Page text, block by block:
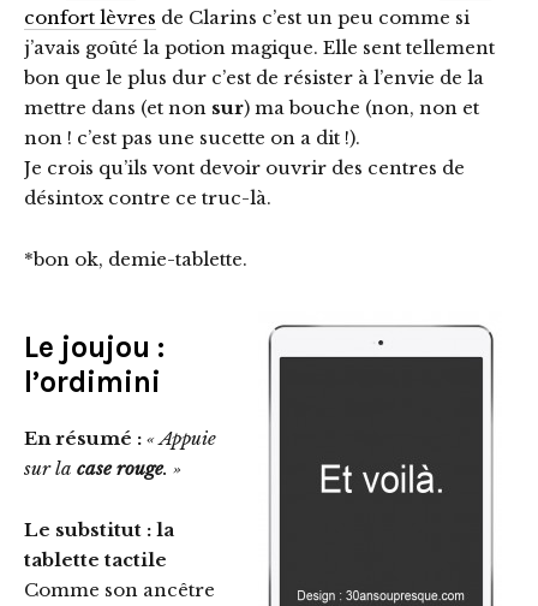
confort lèvres de Clarins c’est un peu comme si
j’avais goûté la potion magique. Elle sent tellement
bon que le plus dur c’est de résister à l’envie de la
mettre dans (et non sur) ma bouche (non, non et
non ! c’est pas une sucette on a dit !).
Je crois qu’ils vont devoir ouvrir des centres de
désintox contre ce truc-là.
*bon ok, demie-tablette.
Le joujou :
l’ordimini
En résumé : « Appuie
sur la case rouge. »
Le substitut : la
tablette tactile
Comme son ancêtre